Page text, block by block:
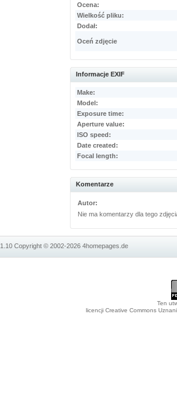
Ocena:
Wielkość pliku:
Dodał:
Oceń zdjęcie
Informacje EXIF
Make:
Model:
Exposure time:
Aperture value:
ISO speed:
Date created:
Focal length:
Komentarze
Autor:
Nie ma komentarzy dla tego
1.10Copyright © 2002-20264homepages.de
Ten
licencji Creative Commons